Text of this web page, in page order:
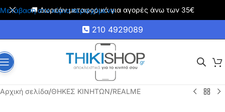
Μετάβαση στο κύριο περιεχόμενο
🚚 Δωρεάν μεταφορικά για αγορές άνω των 35€
210 4929089
Αρχική σελίδα/ΘΗΚΕΣ ΚΙΝΗΤΩΝ/REALME